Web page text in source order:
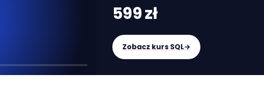
599 zł
Zobacz kurs SQL→